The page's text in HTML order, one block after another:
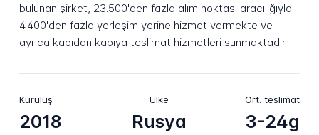
bulunan şirket, 23.500'den fazla alım noktası aracılığıyla
4.400'den fazla yerleşim yerine hizmet vermekte ve
ayrıca kapıdan kapıya teslimat hizmetleri sunmaktadır.
Kuruluş
2018
Ülke
Rusya
Ort. teslimat
3-24g